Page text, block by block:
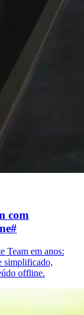
com
#
Team em anos:
simplificado,
offline.